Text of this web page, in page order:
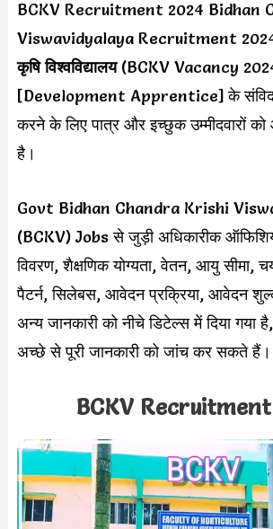
BCKV Recruitment 2024 Bidhan
Viswavidyalaya Recruitment
कृषि विश्वविद्यालय (BCKV Vacancy
[Development Apprentice] के
करने के लिए पात्र और इच्छुक उम्मीदवारों
है।
Govt Bidhan Chandra Krishi
(BCKV) Jobs से जुड़ी अधिकारीक
विवरण, शैक्षणिक योग्यता, वेतन, आयु सीमा,
पैटर्न, सिलेबस, आवेदन प्रक्रिया, आवेदन
अन्य जानकारी को नीचे डिटेल्स में दिया गया
अच्छे से पूरी जानकारी को जांच कर सकते हैं।
BCKV